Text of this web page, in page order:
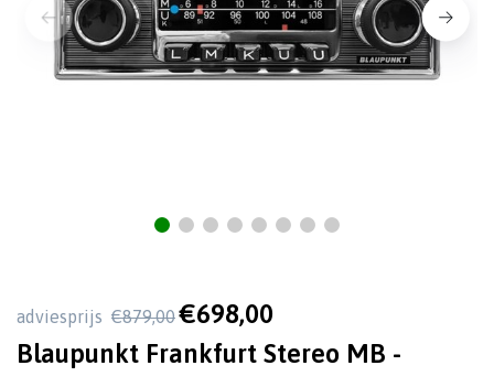
adviesprijs €879,00 €698,00
Blaupunkt Frankfurt Stereo MB -